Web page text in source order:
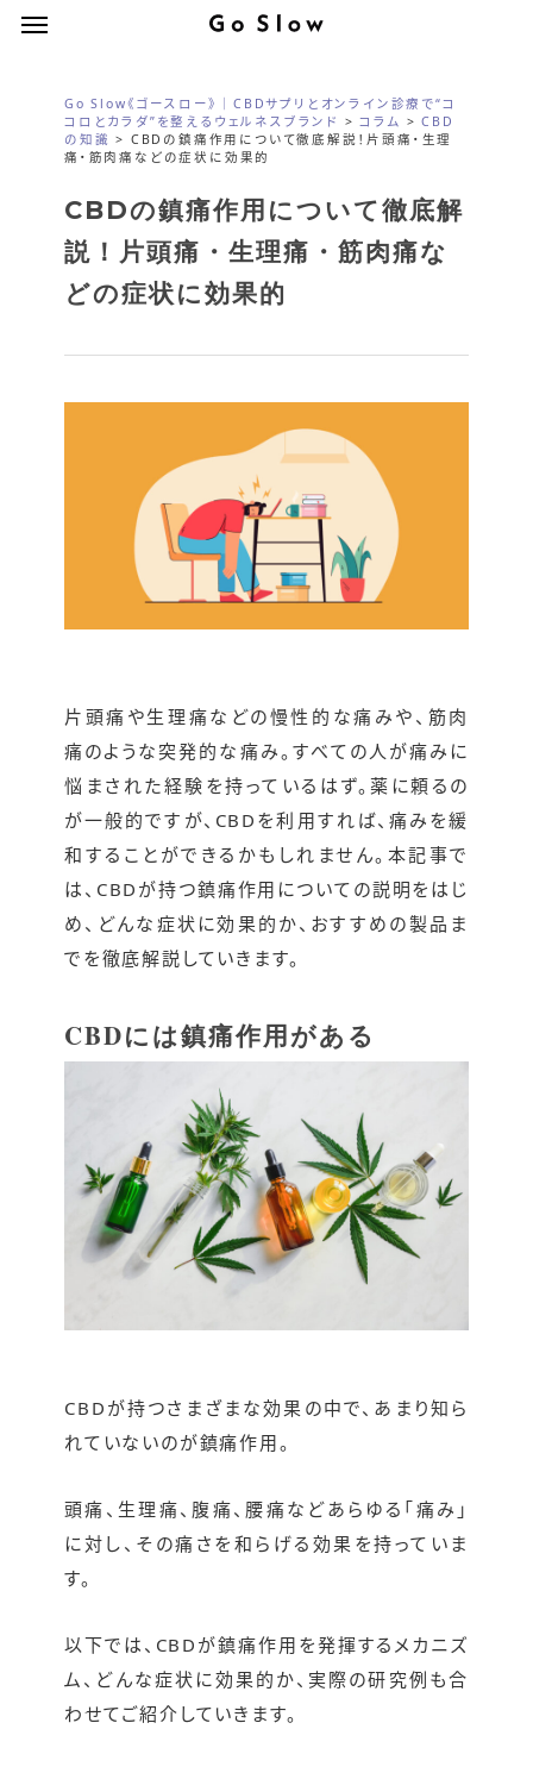
Skip
content
Menu
Go Slow《ゴースロー》｜CBDサプリとオンライン診療で“コ
コロとカラダ”を整えるウェルネスブランド >コラム >CBD
の知識 > CBDの鎮痛作用について徹底解説！片頭痛・生理
痛・筋肉痛などの症状に効果的
CBDの鎮痛作用について徹底解
説！片頭痛・生理痛・筋肉痛な
どの症状に効果的
片頭痛や生理痛などの慢性的な痛みや、筋肉
痛のような突発的な痛み。すべての人が痛みに
悩まされた経験を持っているはず。薬に頼るの
が一般的ですが、CBDを利用すれば、痛みを緩
和することができるかもしれません。本記事で
は、CBDが持つ鎮痛作用についての説明をはじ
め、どんな症状に効果的か、おすすめの製品ま
でを徹底解説していきます。
CBDには鎮痛作用がある
CBDが持つさまざまな効果の中で、あまり知ら
れていないのが鎮痛作用。
頭痛、生理痛、腹痛、腰痛などあらゆる「痛み」
に対し、その痛さを和らげる効果を持っていま
す。
以下では、CBDが鎮痛作用を発揮するメカニズ
ム、どんな症状に効果的か、実際の研究例も合
わせてご紹介していきます。
Menu